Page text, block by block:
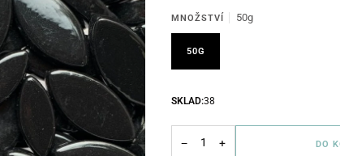
MNOŽSTVÍ 50g
50G
SKLAD:38
− + DO